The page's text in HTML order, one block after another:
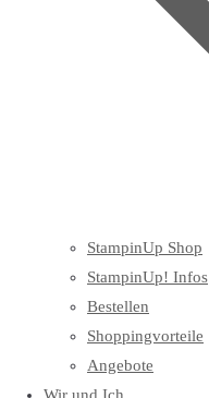
StampinUp Shop
StampinUp! Infos
Bestellen
Shoppingvorteile
Angebote